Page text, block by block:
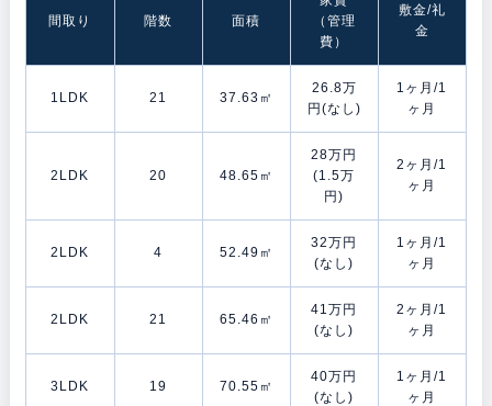
間取り 階数 面積
（管理
費）
敷金/礼
金
1LDK 21 37.63㎡
26.8万
円(なし)
1ヶ月/1
ヶ月
2LDK 20 48.65㎡
28万円
(1.5万
円)
2ヶ月/1
ヶ月
2LDK 4 52.49㎡
32万円
(なし)
1ヶ月/1
ヶ月
2LDK 21 65.46㎡
41万円
(なし)
2ヶ月/1
ヶ月
3LDK 19 70.55㎡
40万円
(なし)
1ヶ月/1
ヶ月